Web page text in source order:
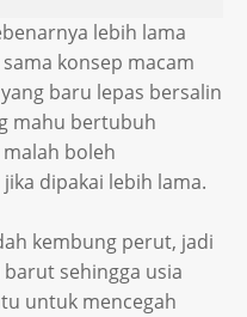
lebih lama
konsep macam
baru lepas bersalin
mahu bertubuh
boleh
dipakai lebih lama.
kembung perut, jadi
sehingga usia
untuk mencegah